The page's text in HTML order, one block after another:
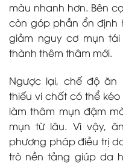
màu nhanh hơn. Bên
còn góp phần ổn định
giảm nguy cơ mụn
thành thêm thâm mới.
Ngược lại, chế độ ăn
thiếu vi chất có thể
làm thâm mụn đậm
mụn từ lâu. Vì vậy,
phương pháp điều trị
trò nền tảng giúp da